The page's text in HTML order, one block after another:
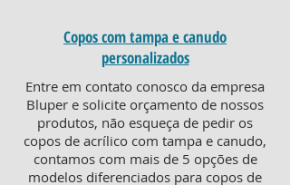
Copos com tampa e canudo
personalizados
Entre em contato conosco da empresa
Bluper e solicite orçamento de nossos
produtos, não esqueça de pedir os
copos de acrílico com tampa e canudo,
contamos com mais de 5 opções de
modelos diferenciados para copos de